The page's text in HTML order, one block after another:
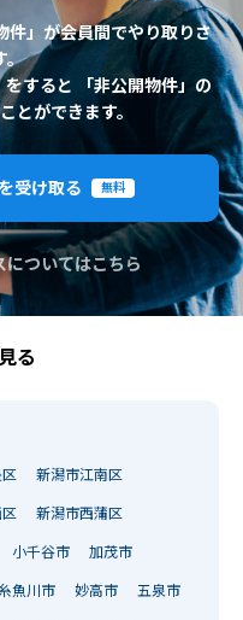
件」が会員間でやり取りさ
。
すると 「非公開物件」の
とができます。
受け取る 無料
についてはこちら
る
新潟市江南区
新潟市西蒲区
小千谷市 加茂市
魚川市 妙高市 五泉市